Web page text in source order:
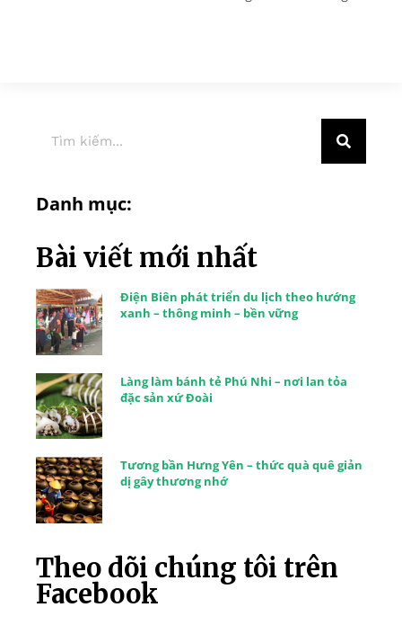
Danh mục:
Bài viết mới nhất
Điện Biên phát triển du lịch theo hướng
xanh – thông minh – bền vững
Làng làm bánh tẻ Phú Nhi – nơi lan tỏa
đặc sản xứ Đoài
Tương bần Hưng Yên – thức quà quê giản
dị gây thương nhớ
Theo dõi chúng tôi trên
Facebook